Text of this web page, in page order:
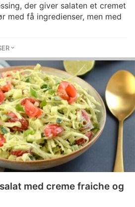
der giver salaten et cremet
med få ingredienser, men med
med creme fraiche og